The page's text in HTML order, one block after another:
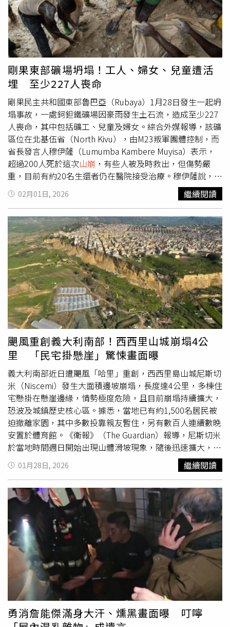
邊小徑徒步繞行過崩塌點，成功完成下山。靜岡市政府與建
設部門指出，目前已調派大型機具進駐，若氣候及地質條件
穩定，土砂清運作業預計能在23日全數完工，屆時將重新開
放通車，協助剩餘受困人員離開。目前市府也持續監測現場
土壤穩定性，嚴防二度崩塌風險，並提醒民眾避免靠近崩塌
區域。
剛果東部礦場坍塌！工人、婦女、兒童遭活
埋 至少227人喪命
剛果民主共和國東部魯巴亞（Rubaya）1月28日發生一起坍
塌事故，一處鈳鉭鐵礦場因豪雨發生土石流，造成至少227
人喪命，其中包括礦工、兒童及婦女。綜合外媒報導，該礦
區位在北基伍省（North Kivu），由M23叛軍團體控制，而
省長發言人穆伊薩（Lumumba Kambere Muyisa）表示，
超過200人死於這次山崩 ，有些人被及時救出，但傷勢嚴
重，目前有約20名生還者仍在醫院接受治療。穆伊薩說，由
於現在是雨季，地質很鬆軟、脆弱，當時受害者還在坑內，
地面突然塌陷，才讓人困在裡面。北基伍省省長的顧問也匿
名回應，目前已確認的死亡人數為至少227人。礦工博林戈
（Franck Bolingo）透露，當時先是下起大雨，然後發生土
石流，把人們都捲走了，有些人被活埋，還有一些人仍然被
困在礦井裡。報導指出，魯巴亞礦區生產全球約15%的鈳鉭
鐵礦，深受手機、電腦、航空航太零件和燃氣渦輪發動機製
造商的青睞。不過，這座礦場是以人工方式開採，礦工每天
只能賺到幾美元，自2024年以來，就由M23反叛組織控
制。
02月01日, 2026 繼續閱讀
颶風重創義大利南部！西西里山城崩塌4公
里 「民宅掛懸崖」驚悚畫面曝
義大利南部近日遭颶風「哈里」重創，西西里島山城尼斯切
米（Niscemi）發生大面積邊坡崩塌，長度達4公里，多棟住
宅懸掛在懸崖邊緣，情勢極度危險，且目前崩塌持續擴大，
恐波及城鎮歷史核心區。據悉，當地已有約1,500名居民被
迫撤離家園，其中多數投靠親友暫住，另有數百人連續數晚
安置於體育館。《衛報》（The Guardian）報導，尼斯切米
於當地時間週日開始出現山體滑坡現象，隨後迅速擴大，形
成長達4公里的崩塌帶，目前範圍仍持續擴大，外界憂心恐
波及城鎮歷史核心區。當地已有約1,500名居民被迫撤離家
園，多數投靠親友暫住，另有數百人連續數晚安置於當地體
育館。現場影像顯示，當地多棟房屋懸掛在懸崖邊緣，已瀕
臨坍塌，畫面怵目驚心。西西里民防機構指出，位於山崩核
心區50至70公尺範圍內的建築，幾乎難逃倒塌命運。當地
學校持續停課，連接尼斯切米與沿海城市傑拉的主要道路也
已全面封閉。尼斯切米市長孔蒂（Massimiliano Conti）受
訪時坦言，山體於週二清晨再度下滑約10公尺，空拍畫面顯
示城鎮部分區域正在崩解。他表示，地層仍不斷發出異常聲
響，加上持續降雨，使救援與地質評估作業更加困難，城鎮
甚至可能面臨對外交通完全中斷的風險。據了解，颶風「哈
里」帶來豪雨與高達9公尺的巨浪，重創西西里、卡拉布里
亞與薩丁尼亞，多條道路、海岸防禦設施及海濱度假區遭到
01月28日, 2026 繼續閱讀
勇消詹能傑滿身大汗、燻黑畫面曝 叮嚀